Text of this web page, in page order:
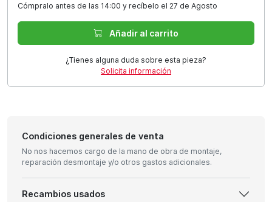
Cómpralo antes de las 14:00 y recíbelo el 27 de Agosto
Añadir al carrito
¿Tienes alguna duda sobre esta pieza?
Solicita información
Condiciones generales de venta
No nos hacemos cargo de la mano de obra de montaje,
reparación desmontaje y/o otros gastos adicionales.
Recambios usados